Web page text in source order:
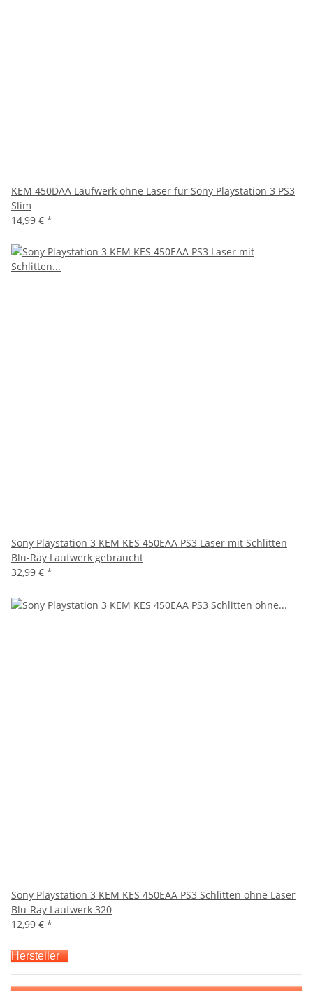
KEM 450DAA Laufwerk ohne Laser für Sony Playstation 3 PS3
Slim
14,99 € *
Sony Playstation 3 KEM KES 450EAA PS3 Laser mit Schlitten
Blu-Ray Laufwerk gebraucht
32,99 € *
Sony Playstation 3 KEM KES 450EAA PS3 Schlitten ohne Laser
Blu-Ray Laufwerk 320
12,99 € *
Hersteller